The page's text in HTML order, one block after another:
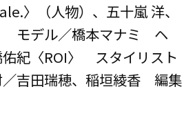
〉（人物）、五十嵐 洋、
モデル／橋本マナミ ヘ
佑紀〈ROI〉 スタイリスト
吉田瑞穂、稲垣綾香 編集